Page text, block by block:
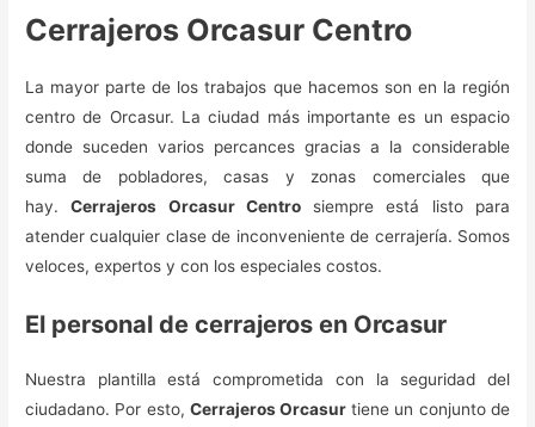
Cerrajeros Orcasur Centro
La mayor parte de los trabajos que hacemos son en la región
centro de Orcasur. La ciudad más importante es un espacio
donde suceden varios percances gracias a la considerable
suma de pobladores, casas y zonas comerciales que
hay.Cerrajeros Orcasur Centrosiempre está listo para
atender cualquier clase de inconveniente de cerrajería. Somos
veloces, expertos y con los especiales costos.
El personal de cerrajeros en Orcasur
Nuestra plantilla está comprometida con la seguridad del
ciudadano. Por esto, Cerrajeros Orcasur tiene un conjunto de